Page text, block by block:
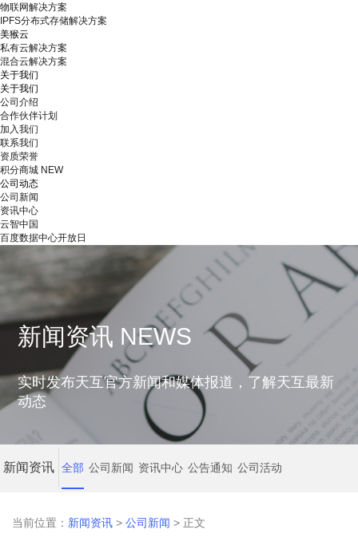
物联网解决方案
IPFS分布式存储解决方案
美猴云
私有云解决方案
混合云解决方案
关于我们
关于我们
公司介绍
合作伙伴计划
加入我们
联系我们
资质荣誉
积分商城 NEW
公司动态
公司新闻
资讯中心
云智中国
百度数据中心开放日
新闻资讯 NEWS
实时发布天互官方新闻和媒体报道，了解天互最新
动态
新闻资讯 全部 公司新闻 资讯中心 公告通知 公司活动
当前位置： 新闻资讯 >公司新闻 > 正文